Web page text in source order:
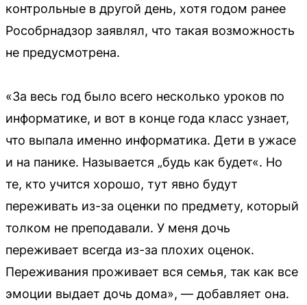
контрольные в другой день, хотя годом ранее
Рособрнадзор заявлял, что такая возможность
не предусмотрена.
«За весь год было всего несколько уроков по
информатике, и вот в конце года класс узнает,
что выпала именно информатика. Дети в ужасе
и на панике. Называется „будь как будет«. Но
те, кто учится хорошо, тут явно будут
переживать из-за оценки по предмету, который
толком не преподавали. У меня дочь
переживает всегда из-за плохих оценок.
Переживания проживает вся семья, так как все
эмоции выдает дочь дома», — добавляет она.